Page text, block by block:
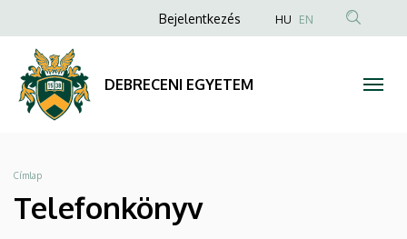
Telefonkönyv
DEBRECENI
EGYETEM
a
tartalomra
Anonim
menüje
Bejelentkezés HU EN
DEBRECENI EGYETEM
Morzsa
Címlap
Telefonkönyv